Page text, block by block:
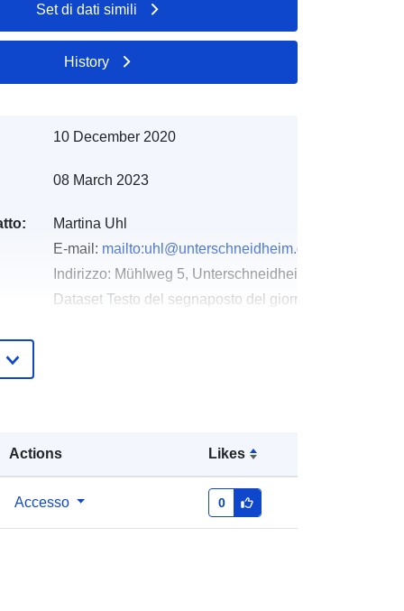
Actions Likes
Accesso 0
Set di dati simili
History
10 December 2020
08 March 2023
Martina Uhl
E-mail: mailto:uhl@unterschneidheim.de
Indirizzo: Mühlweg 5, Unterschneidheim, 73485,
Dataset Testo del segnaposto del giorno della
48.9452094 ], [ 10.3239305,
48.9452094 ], [ 10.3239305,